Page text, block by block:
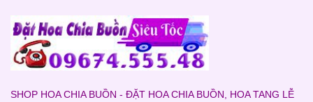
SHOP HOA CHIA BUỒN - ĐẶT HOA CHIA BUỒN, HOA TANG LỄ